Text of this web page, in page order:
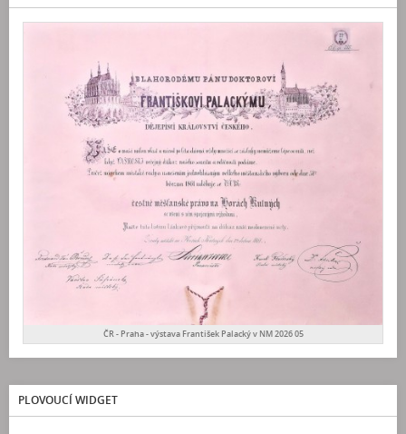
ČR - Praha - výstava František Palacký v NM 2026 05
PLOVOUCÍ WIDGET